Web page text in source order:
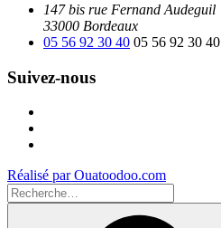
147 bis rue Fernand Audeguil
33000 Bordeaux
05 56 92 30 40 05 56 92 30 40
Suivez-nous
Réalisé par Ouatoodoo.com
Recherche
pour